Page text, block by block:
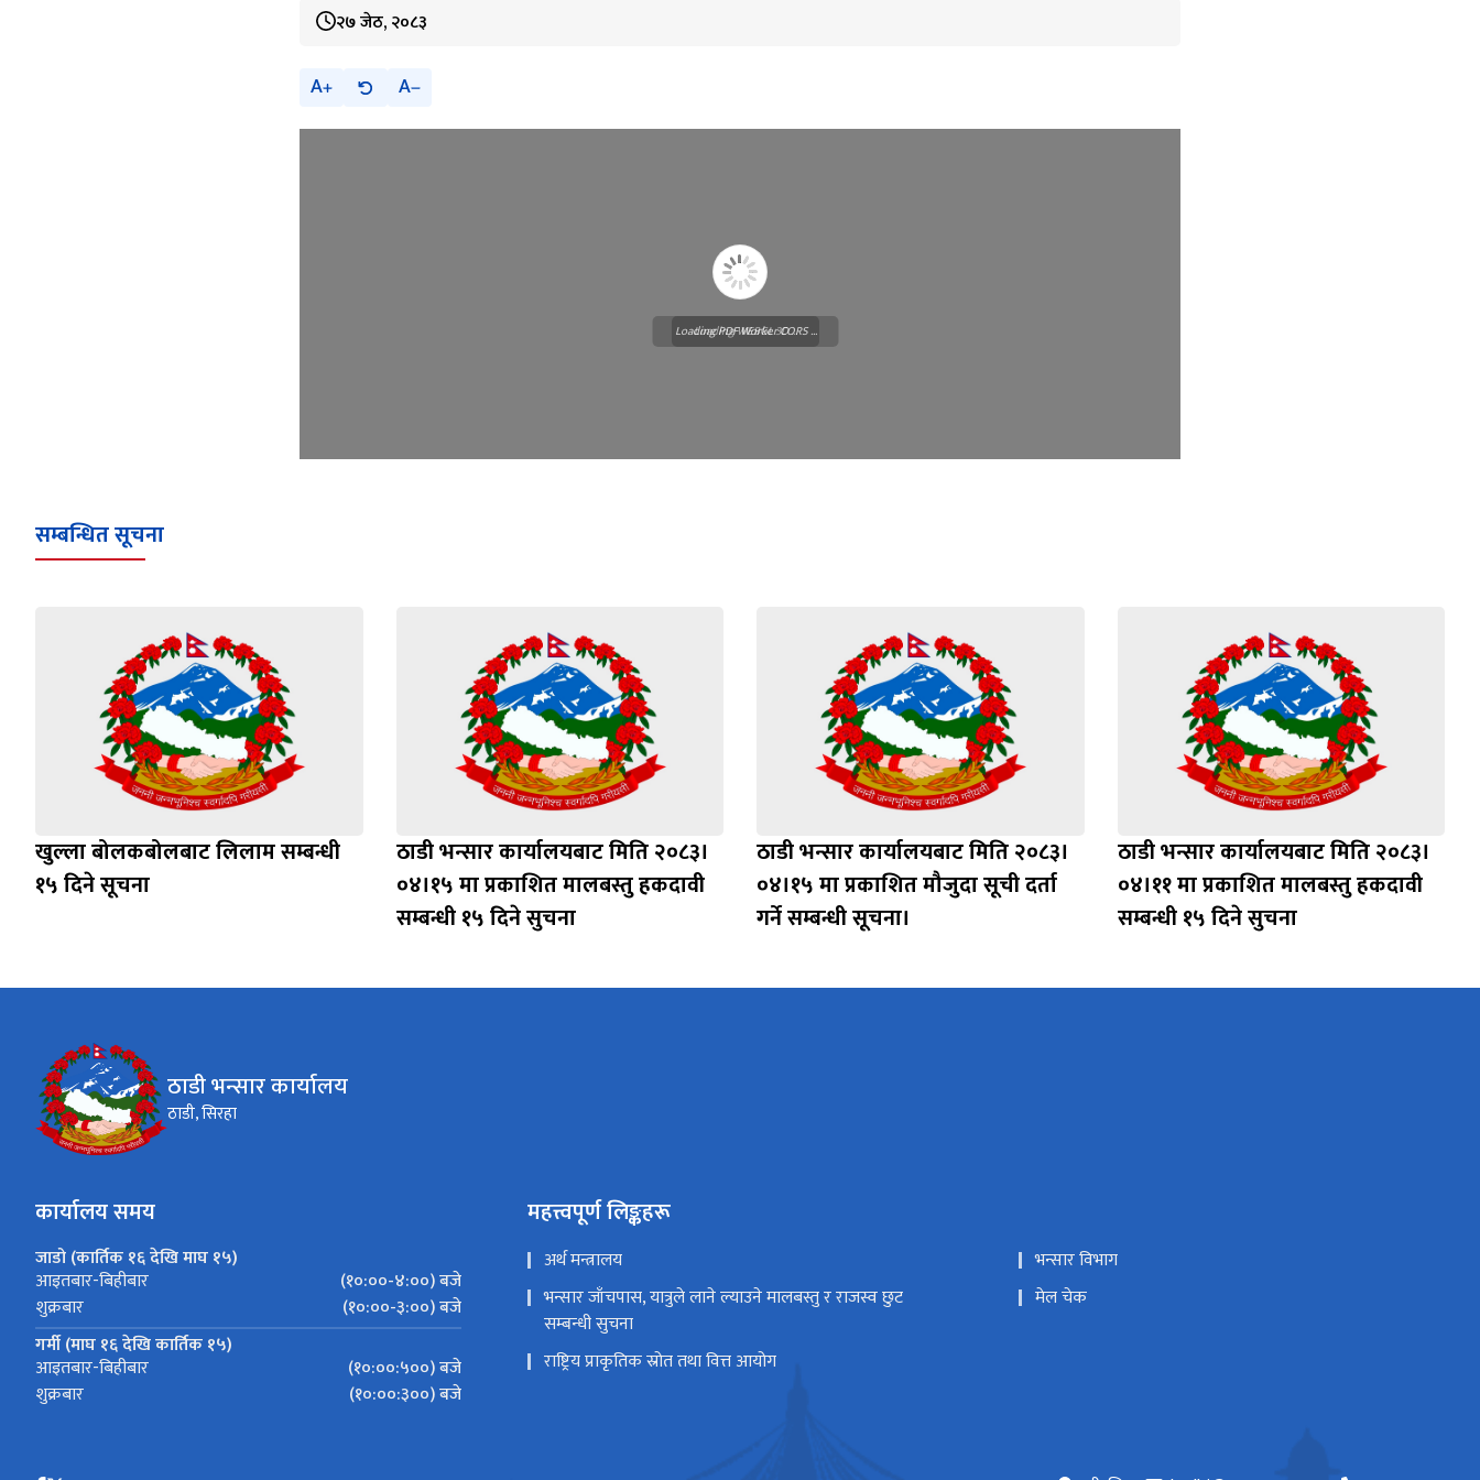
२७ जेठ, २०८३
A A
Loading WEBGL 3D ...
Loading PDF Worker CORS ...
सम्बन्धित सूचना
खुल्ला बोलकबोलबाट लिलाम सम्बन्धी
१५ दिने सूचना
ठाडी भन्सार कार्यालयबाट मिति २०८३।
०४।१५ मा प्रकाशित मालबस्तु हकदावी
सम्बन्धी १५ दिने सुचना
ठाडी भन्सार कार्यालयबाट मिति २०८३।
०४।१५ मा प्रकाशित मौजुदा सूची दर्ता
गर्ने सम्बन्धी सूचना।
ठाडी भन्सार कार्यालयबाट मिति २०८३।
०४।११ मा प्रकाशित मालबस्तु हकदावी
सम्बन्धी १५ दिने सुचना
ठाडी भन्सार कार्यालय
ठाडी, सिरहा
कार्यालय समय
जाडो (कार्तिक १६ देखि माघ १५)
आइतबार-बिहीबार
(१०:००-४:००) बजे
शुक्रबार
(१०:००-३:००) बजे
गर्मी (माघ १६ देखि कार्तिक १५)
आइतबार-बिहीबार
(१०:००:५००) बजे
शुक्रबार
(१०:००:३००) बजे
महत्त्वपूर्ण लिङ्कहरू
अर्थ मन्त्रालय
भन्सार विभाग
भन्सार जाँचपास, यात्रुले लाने ल्याउने मालबस्तु र राजस्व छुट
सम्बन्धी सुचना
मेल चेक
राष्ट्रिय प्राकृतिक स्रोत तथा वित्त आयोग